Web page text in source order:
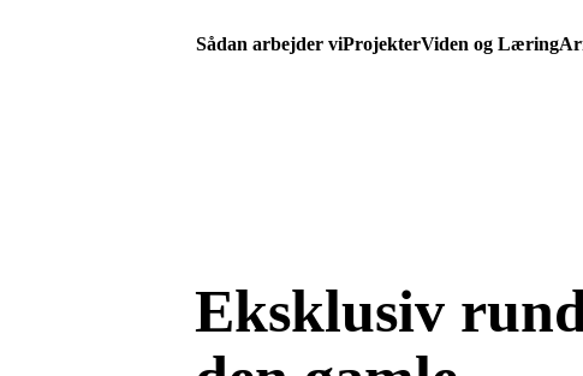
Sådan arbejder viProjekterViden og Læring
Eksklusiv